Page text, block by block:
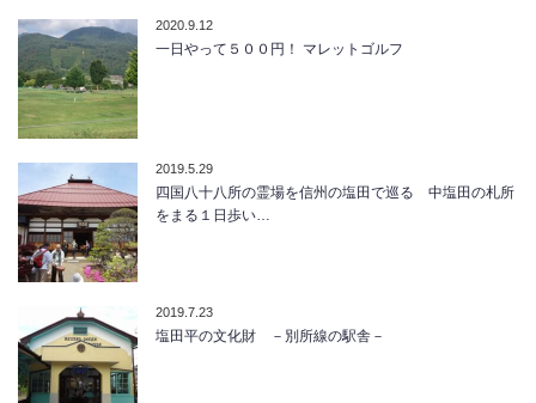
2020.9.12
一日やって５００円！ マレットゴルフ
2019.5.29
四国八十八所の霊場を信州の塩田で巡る 中塩田の札所
をまる１日歩い…
2019.7.23
塩田平の文化財 －別所線の駅舎－